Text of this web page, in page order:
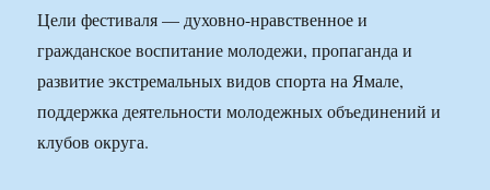
Цели фестиваля — духовно-нравственное и
гражданское воспитание молодежи, пропаганда и
развитие экстремальных видов спорта на Ямале,
поддержка деятельности молодежных объединений и
клубов округа.